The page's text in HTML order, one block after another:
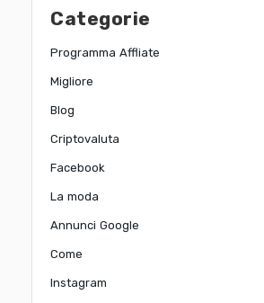
Categorie
Programma Affliate
Migliore
Blog
Criptovaluta
Facebook
La moda
Annunci Google
Come
Instagram